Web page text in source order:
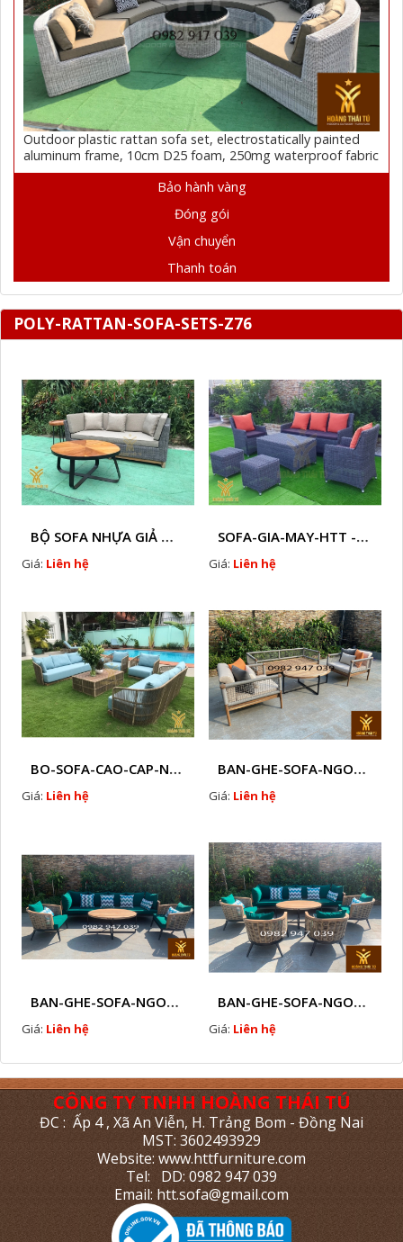
Outdoor plastic rattan sofa set, electrostatically painted
aluminum frame, 10cm D25 foam, 250mg waterproof fabric
Bảo hành vàng
Đóng gói
Vận chuyển
Thanh toán
POLY-RATTAN-SOFA-SETS-Z76
BỘ SOFA NHỰA GIẢ MÂY HTT - S86
Giá: Liên hệ
SOFA-GIA-MAY-HTT - S61 COPY
Giá: Liên hệ
BO-SOFA-CAO-CAP-NHUA-GIA-MAY-HTT - S88
Giá: Liên hệ
BAN-GHE-SOFA-NGOAI-TROI-GIA-MAY-KN12
Giá: Liên hệ
BAN-GHE-SOFA-NGOAI-TROI-GIA-MAY-KN11
Giá: Liên hệ
BAN-GHE-SOFA-NGOAI-TROI-GIA-MAY-KN10
Giá: Liên hệ
CÔNG TY TNHH HOÀNG THÁI TÚ
ĐC : Ấp 4 , Xã An Viễn, H. Trảng Bom - Đồng Nai
MST: 3602493929
Website: www.httfurniture.com
Tel: DD: 0982 947 039
Email: htt.sofa@gmail.com